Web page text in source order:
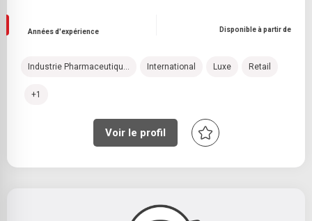
Années d'expérience Disponible à partir de
Industrie Pharmaceutiqu... International Luxe Retail
+1
Voir le profil